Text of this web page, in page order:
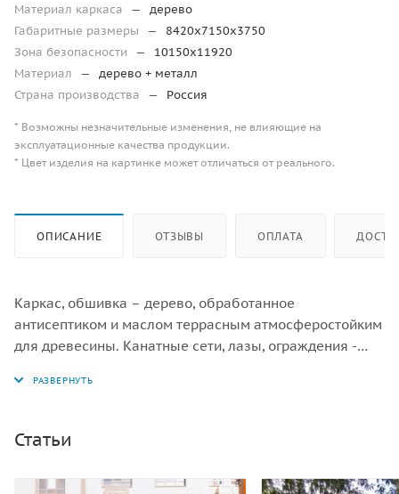
Материал каркаса —
дерево
Габаритные размеры
—
8420х7150х3750
Зона безопасности
—
10150х11920
Материал
—
дерево + металл
Страна производства
— Россия
* Возможны незначительные изменения, не влияющие на
эксплуатационные качества продукции.
* Цвет изделия на картинке может отличаться от реального.
ОПИСАНИЕ ОТЗЫВЫ ОПЛАТА
Каркас, обшивка – дерево, обработанное
антисептиком и маслом террасным атмосферостойким
для древесины. Канатные сети, лазы, ограждения -
нержавеющая толщиной не менее 2 мм.
Статьи